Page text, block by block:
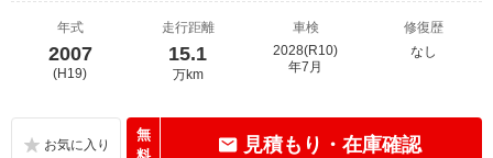
年式
2007
(H19)
走行距離
15.1
万km
車検
2028(R10)
年7月
修復歴
なし
無
見積もり・在庫確認